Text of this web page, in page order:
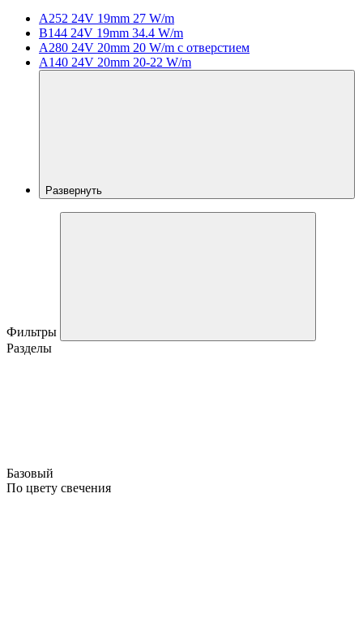
A252 24V 19mm 27 W/m
B144 24V 19mm 34.4 W/m
A280 24V 20mm 20 W/m с отверстием
A140 24V 20mm 20-22 W/m
Развернуть
Фильтры
Разделы
Базовый
По цвету свечения